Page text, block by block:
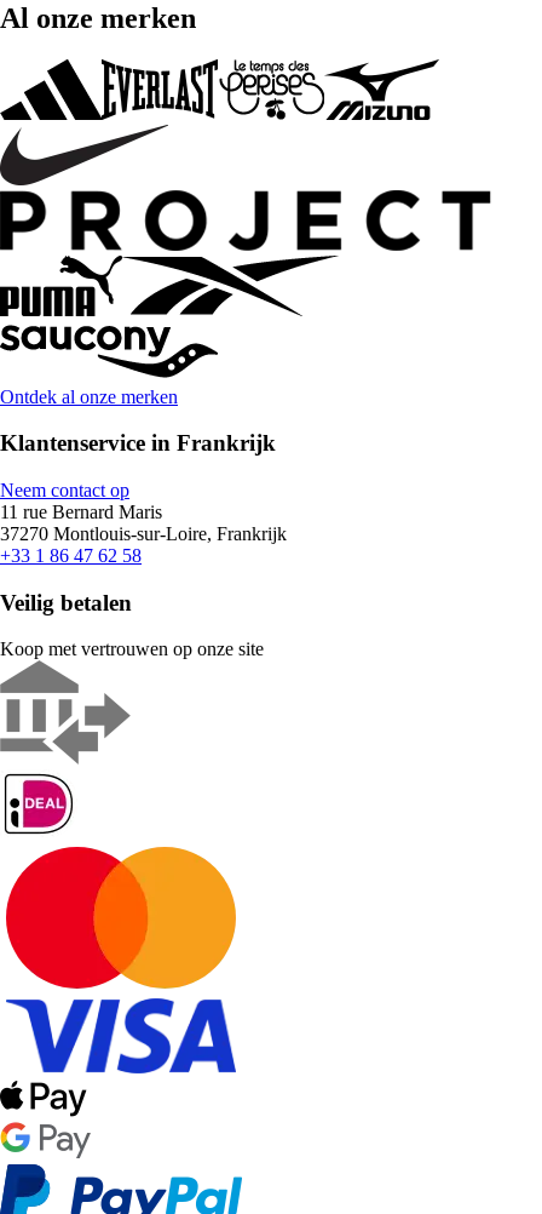
Al onze merken
Ontdek al onze merken
Klantenservice in Frankrijk
Neem contact op
11 rue Bernard Maris
37270 Montlouis-sur-Loire, Frankrijk
+33 1 86 47 62 58
Veilig betalen
Koop met vertrouwen op onze site